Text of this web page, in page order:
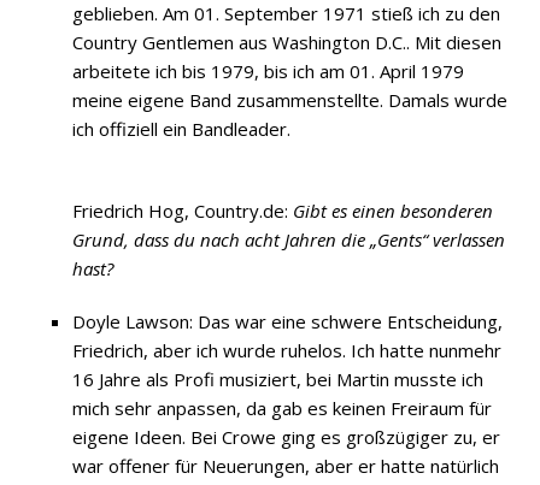
geblieben. Am 01. September 1971 stieß ich zu den
Country Gentlemen aus Washington D.C.. Mit diesen
arbeitete ich bis 1979, bis ich am 01. April 1979
meine eigene Band zusammenstellte. Damals wurde
ich offiziell ein Bandleader.
Friedrich Hog, Country.de: Gibt es einen besonderen
Grund, dass du nach acht Jahren die „Gents“ verlassen
hast?
Doyle Lawson: Das war eine schwere Entscheidung,
Friedrich, aber ich wurde ruhelos. Ich hatte nunmehr
16 Jahre als Profi musiziert, bei Martin musste ich
mich sehr anpassen, da gab es keinen Freiraum für
eigene Ideen. Bei Crowe ging es großzügiger zu, er
war offener für Neuerungen, aber er hatte natürlich